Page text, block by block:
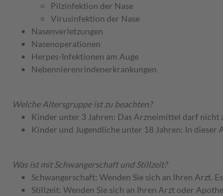
Pilzinfektion der Nase
Virusinfektion der Nase
Nasenverletzungen
Nasenoperationen
Herpes-Infektionen am Auge
Nebennierenrindenerkrankungen
Welche Altersgruppe ist zu beachten?
Kinder unter 3 Jahren: Das Arzneimittel darf nicht
Kinder und Jugendliche unter 18 Jahren: In
Was ist mit Schwangerschaft und Stillzeit?
Schwangerschaft: Wenden Sie sich an Ihren Arzt.
Stillzeit: Wenden Sie sich an Ihren Arzt oder